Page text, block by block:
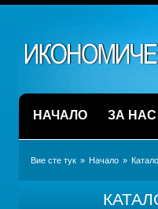
НАЧАЛО ЗА НАС
Вие сте тук » Начало »